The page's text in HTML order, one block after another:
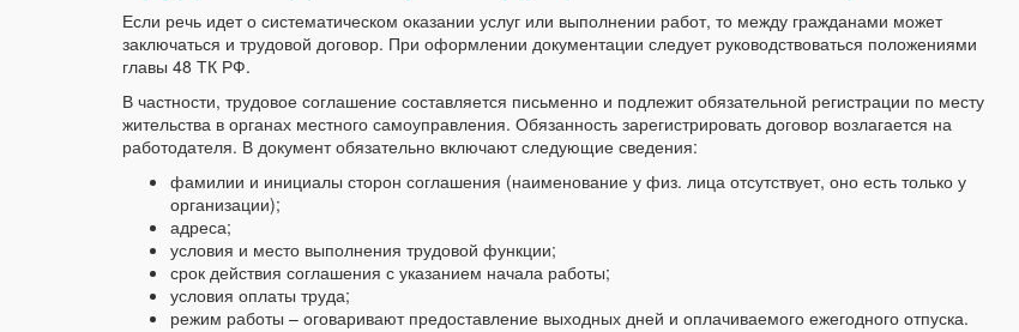
Если речь идет о систематическом оказании услуг или выполнении работ, то между гражданами может
заключаться и трудовой договор. При оформлении документации следует руководствоваться положениями
главы 48 ТК РФ.
В частности, трудовое соглашение составляется письменно и подлежит обязательной регистрации по месту
жительства в органах местного самоуправления. Обязанность зарегистрировать договор возлагается на
работодателя. В документ обязательно включают следующие сведения:
фамилии и инициалы сторон соглашения (наименование у физ. лица отсутствует, оно есть только у
организации);
адреса;
условия и место выполнения трудовой функции;
срок действия соглашения с указанием начала работы;
условия оплаты труда;
режим работы – оговаривают предоставление выходных дней и оплачиваемого ежегодного отпуска.